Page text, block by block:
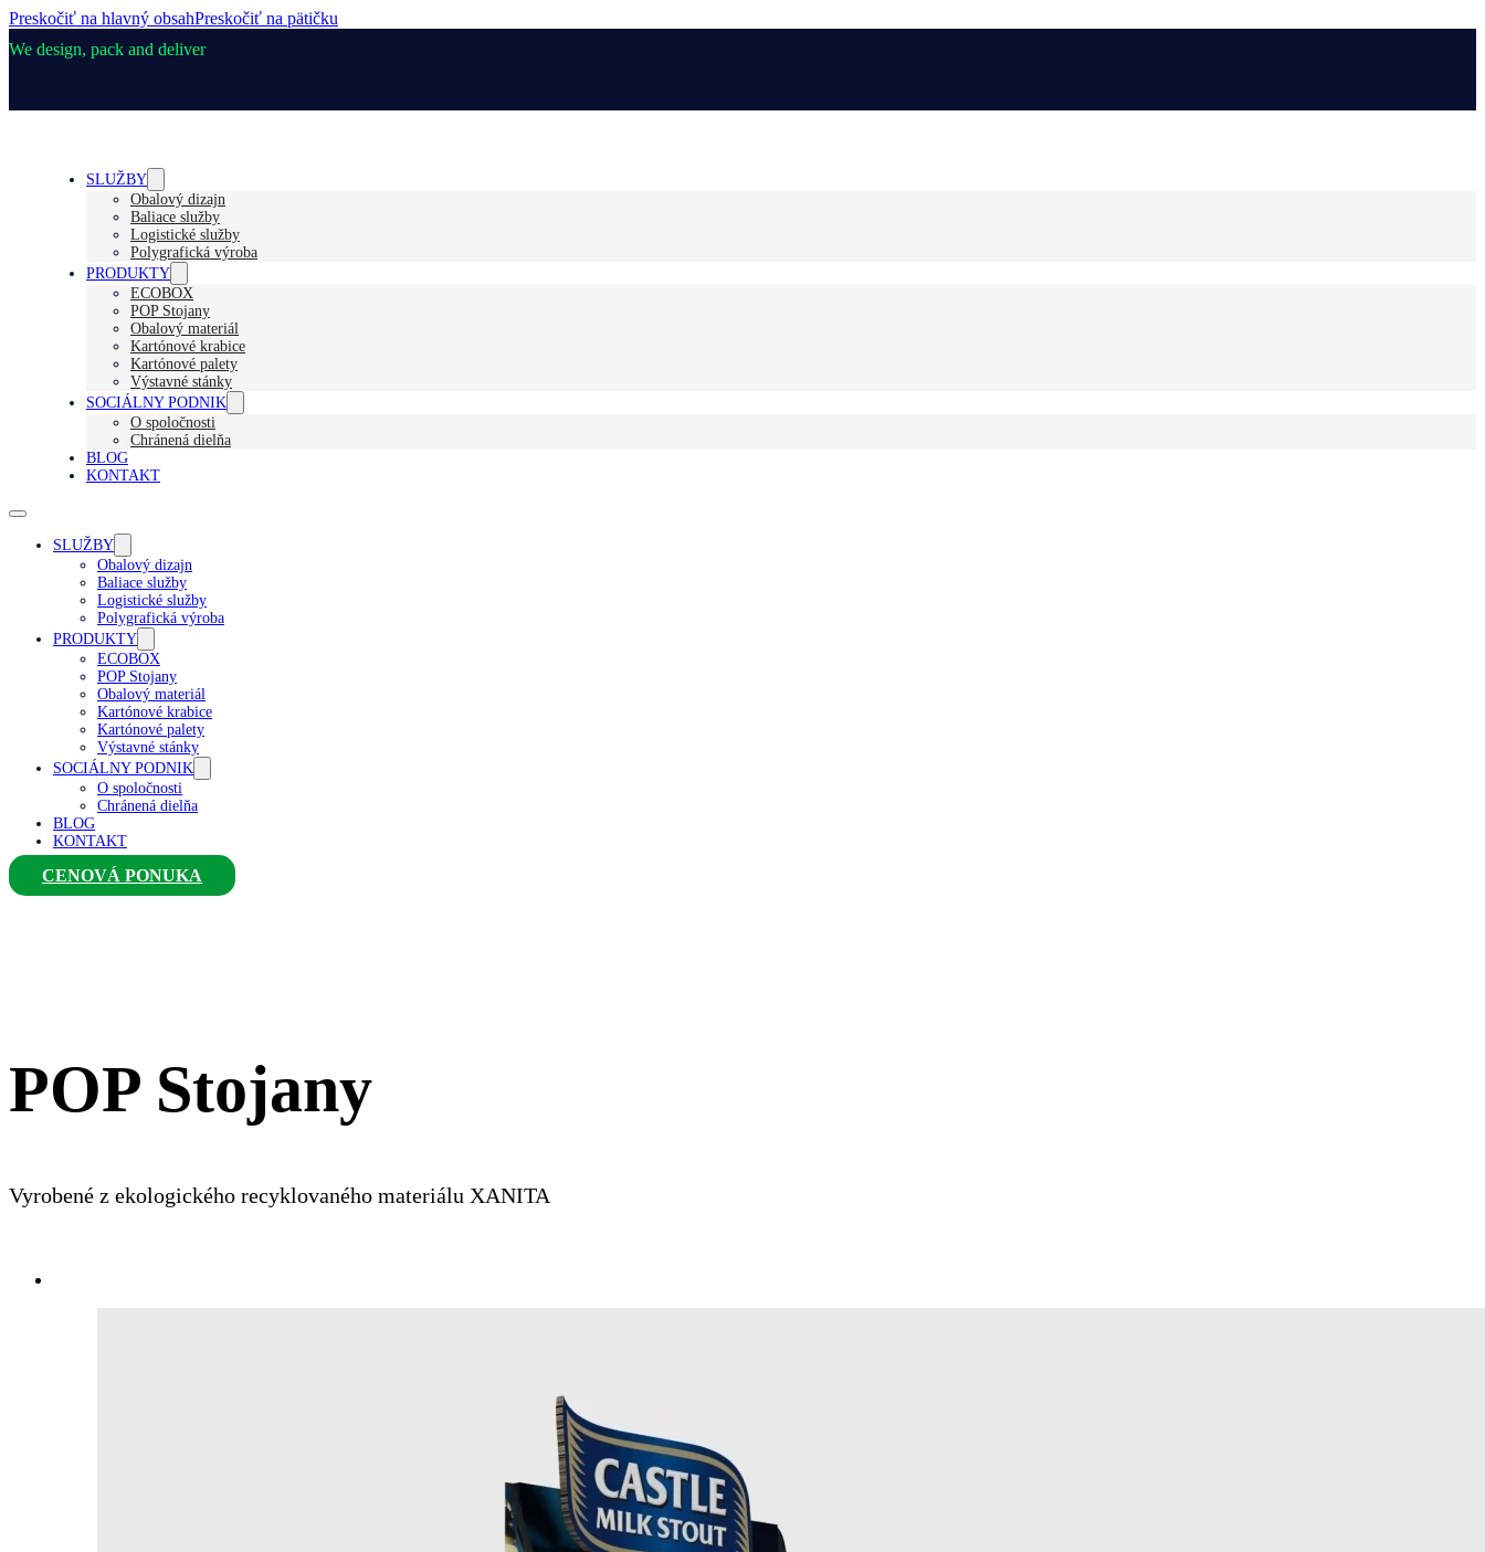
Preskočiť na hlavný obsahPreskočiť na pätičku
We design, pack and deliver
SLUŽBY
Obalový dizajn
Baliace služby
Logistické služby
Polygrafická výroba
PRODUKTY
ECOBOX
POP Stojany
Obalový materiál
Kartónové krabice
Kartónové palety
Výstavné stánky
SOCIÁLNY PODNIK
O spoločnosti
Chránená dielňa
BLOG
KONTAKT
SLUŽBY
Obalový dizajn
Baliace služby
Logistické služby
Polygrafická výroba
PRODUKTY
ECOBOX
POP Stojany
Obalový materiál
Kartónové krabice
Kartónové palety
Výstavné stánky
SOCIÁLNY PODNIK
O spoločnosti
Chránená dielňa
BLOG
KONTAKT
CENOVÁ PONUKA
POP Stojany
Vyrobené z ekologického recyklovaného materiálu XANITA